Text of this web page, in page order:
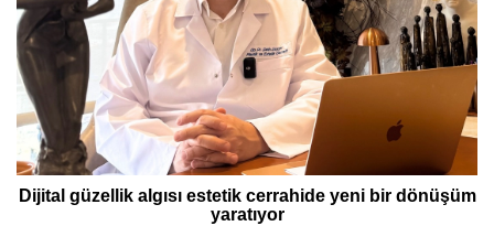
Dijital güzellik algısı estetik cerrahide yeni bir dönüşüm
yaratıyor